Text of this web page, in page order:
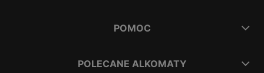
POMOC
POLECANE ALKOMATY